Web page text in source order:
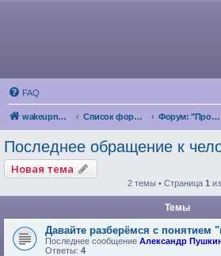
FAQ
wakeupnow.info Список форумов Форум: "Пробуждение Разума"
Последнее обращение к
Новая тема
2 темы • Страница 1 из
Темы
Давайте разберёмся с понятием
Последнее сообщение Александр
Ответы: 4